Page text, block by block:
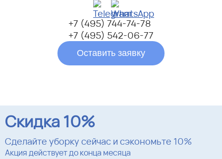
+7 (495) 744-74-78
+7 (495) 542-06-77
Оставить заявку
Скидка 10%
Сделайте уборку сейчас и сэкономьте 10%
Акция действует до конца месяца